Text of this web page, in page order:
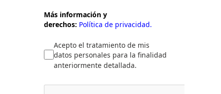
Más información y
derechos: Política de privacidad.
Acepto el tratamiento de mis
datos personales para la finalidad
anteriormente detallada.